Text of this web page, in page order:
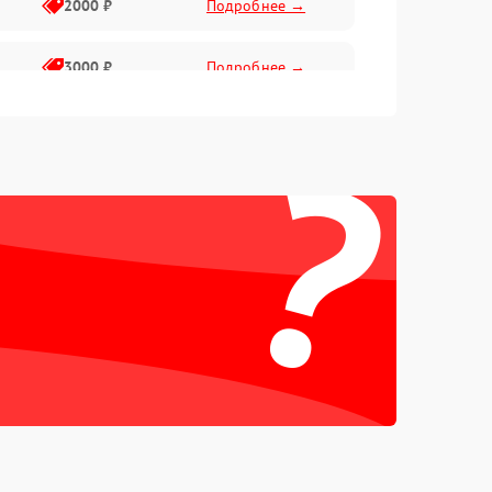
2000 ₽ Подробнее →
3000 ₽ Подробнее →
1000 ₽
Подробнее →
Подробнее →
?